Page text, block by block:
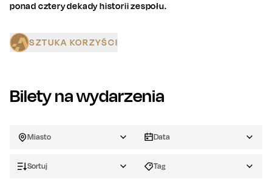
ponad cztery dekady historii zespołu.
SZTUKA KORZYŚCI
Bilety na wydarzenia
Miasto Data
Sortuj Tag